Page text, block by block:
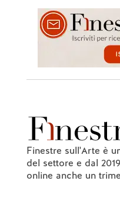
Finestre sull'Arte è
del settore e dal
online anche un